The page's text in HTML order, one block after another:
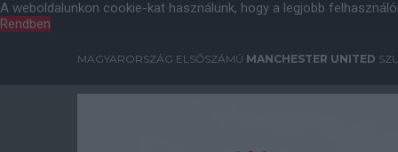
A weboldalunkon cookie-kat használunk, hogy a legjobb
Rendben
MAGYARORSZÁG ELSŐSZÁMÚ MANCHESTER UNITED